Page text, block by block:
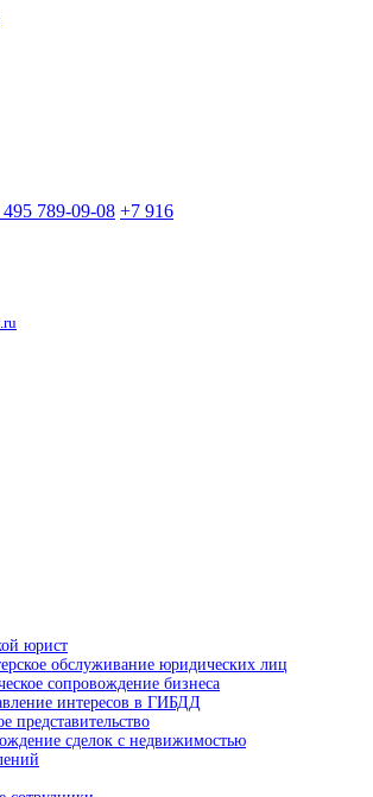
789-09-08 +7 916
юрист
обслуживание юридических лиц
сопровождение бизнеса
интересов в ГИБДД
представительство
сделок с недвижимостью